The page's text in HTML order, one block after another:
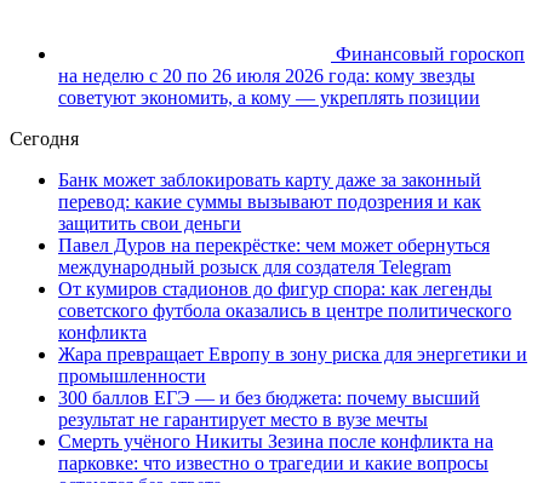
Финансовый гороскоп
на неделю с 20 по 26 июля 2026 года: кому звезды
советуют экономить, а кому — укреплять позиции
Сегодня
Банк может заблокировать карту даже за законный
перевод: какие суммы вызывают подозрения и как
защитить свои деньги
Павел Дуров на перекрёстке: чем может обернуться
международный розыск для создателя Telegram
От кумиров стадионов до фигур спора: как легенды
советского футбола оказались в центре политического
конфликта
Жара превращает Европу в зону риска для энергетики и
промышленности
300 баллов ЕГЭ — и без бюджета: почему высший
результат не гарантирует место в вузе мечты
Смерть учёного Никиты Зезина после конфликта на
парковке: что известно о трагедии и какие вопросы